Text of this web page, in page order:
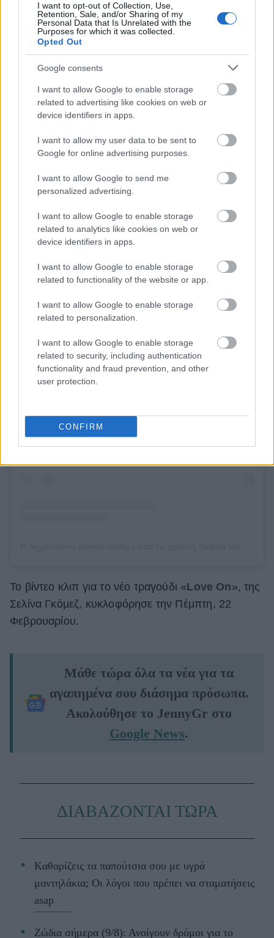
I want to opt-out of Collection, Use,
Retention, Sale, and/or Sharing of my
Personal Data that Is Unrelated with the
Purposes for which it was collected.
Opted Out
Google consents
I want to allow Google to enable storage
related to advertising like cookies on web or
device identifiers in apps.
I want to allow my user data to be sent to
Google for online advertising purposes.
I want to allow Google to send me
personalized advertising.
I want to allow Google to enable storage
related to analytics like cookies on web or
device identifiers in apps.
I want to allow Google to enable storage
related to functionality of the website or app.
I want to allow Google to enable storage
related to personalization.
I want to allow Google to enable storage
related to security, including authentication
functionality and fraud prevention, and other
user protection.
CONFIRM
Το βίντεο κλιπ για το νέο τραγούδι «Love On», της
Σελίνα Γκόμεζ, κυκλοφόρησε την Πέμπτη, 22
Φεβρουαρίου.
Μάθε τώρα όλα τα νέα για τα
αγαπημένα σου διάσημα πρόσωπα.
Ακολούθησε το JennyGr στο
Google News.
ΔΙΑΒΑΖΟΝΤΑΙ ΤΩΡΑ
Kαθαρίζεις τα παπούτσια σου με υγρά
μαντηλάκια; Οι λόγοι που πρέπει να σταματήσεις
asap
Ζώδια σήμερα (9/8): Ανοίγουν δρόμοι για το